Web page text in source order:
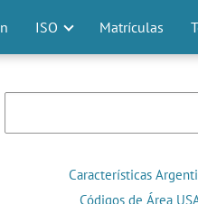
ISO Matrículas
Características
Códigos de Área